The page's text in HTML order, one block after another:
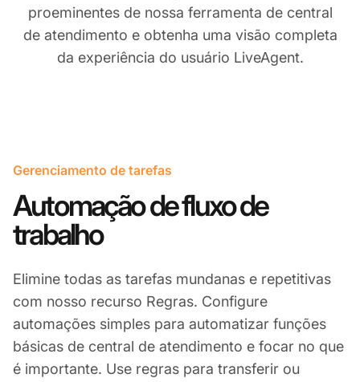
proeminentes de nossa ferramenta de central
de atendimento e obtenha uma visão completa
da experiência do usuário LiveAgent.
Gerenciamento de tarefas
Automação de fluxo de
trabalho
Elimine todas as tarefas mundanas e repetitivas
com nosso recurso Regras. Configure
automações simples para automatizar funções
básicas de central de atendimento e focar no que
é importante. Use regras para transferir ou